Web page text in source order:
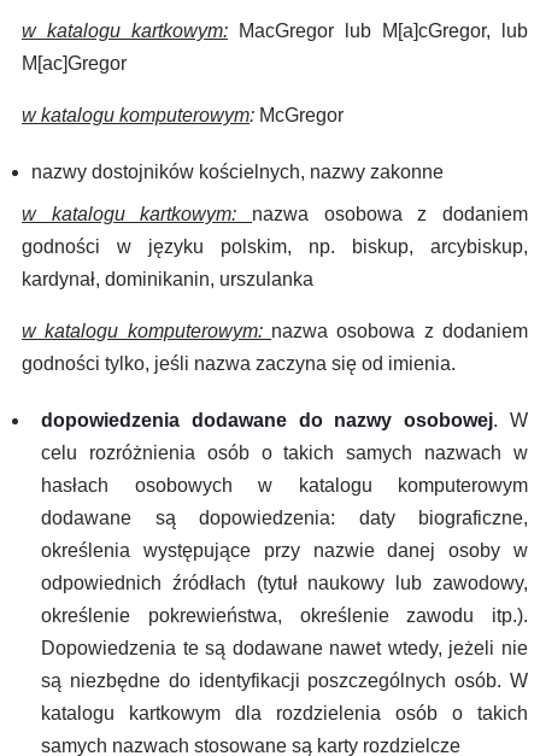
w katalogu kartkowym:
MacGregor lub M[a]cGregor, lub
M[ac]Gregor
w katalogu komputerowym: McGregor
nazwy dostojników kościelnych, nazwy zakonne
w katalogu kartkowym: nazwa osobowa z dodaniem
godności w języku polskim, np. biskup, arcybiskup,
kardynał, dominikanin, urszulanka
w katalogu komputerowym: nazwa osobowa z dodaniem
godności tylko, jeśli nazwa zaczyna się od imienia.
dopowiedzenia dodawane do nazwy osobowej. W
celu rozróżnienia osób o takich samych nazwach w
hasłach osobowych w katalogu komputerowym
dodawane są dopowiedzenia: daty biograficzne,
określenia występujące przy nazwie danej osoby w
odpowiednich źródłach (tytuł naukowy lub zawodowy,
określenie pokrewieństwa, określenie zawodu itp.).
Dopowiedzenia te są dodawane nawet wtedy, jeżeli nie
są niezbędne do identyfikacji poszczególnych osób. W
katalogu kartkowym dla rozdzielenia osób o takich
samych nazwach stosowane są karty rozdzielcze